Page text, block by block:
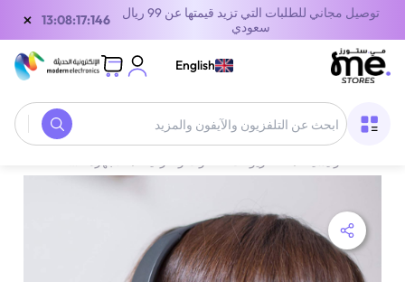
توصيل مجاني للطلبات التي تزيد قيمتها عن 99 ريال
سعودي
13:08:17:146
×
English